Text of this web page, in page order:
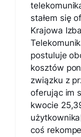
stałem się
Krajowa
postuluje
kosztów
związku z
oferując im
kwocie
coś